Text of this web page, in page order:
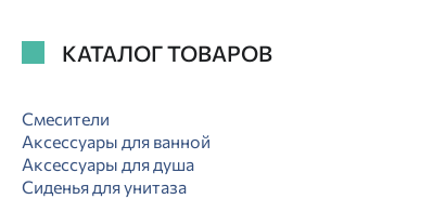
КАТАЛОГ ТОВАРОВ
Смесители
Аксессуары для ванной
Аксессуары для душа
Сиденья для унитаза